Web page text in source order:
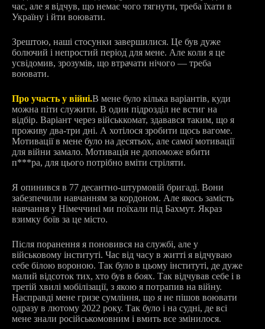
час, але я відчув, що немає чого тягнути, треба їхати в
Україну і йти воювати.
Зрештою, наші стосунки завершилися. Це був дуже
болючий і непростий період для мене. Але коли я це
усвідомив, зрозумів, що втрачати нічого — треба
воювати.
Про участь у війні.В мене було кілька варіантів, куди
можна піти служити. В один підрозділ не встиг на
відбір. Варіант через військкомат, здавався таким, що я
проживу два-три дні. А хотілося зробити щось вагоме.
Мотивації в мене було на десятьох, але самої мотивації
для війни замало. Мотивація не допоможе вбити
п***ра, для цього потрібно вміти стріляти.
Я опинився в 77 десантно-штурмовій бригаді. Вони
забезпечили навчанням за кордоном. Але якось замість
навчання у Німеччині ми поїхали під Бахмут. Якраз
взимку боїв за це місто.
Після поранення я поновився на службі, але у
військовому інституті. Час від часу в житті я відчуваю
себе білою вороною. Так було в цьому інституті, де дуже
малий відсоток тих, хто був в боях. Так відчував себе і в
третій хвилі мобілізації, з якою я потрапив на війну.
Насправді мене гризе сумління, що я не пішов воювати
одразу в лютому 2022 року. Так було і на судні, де всі
мене знали російськомовним і вмить все змінилося.